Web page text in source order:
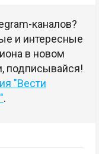
каналов?
и интересные
в новом
подписывайся!
"Вести
.